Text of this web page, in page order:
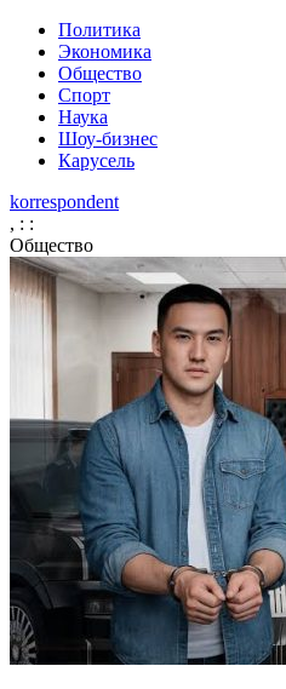
Политика
Экономика
Общество
Спорт
Наука
Шоу-бизнес
Карусель
korrespondent
, : :
Общество